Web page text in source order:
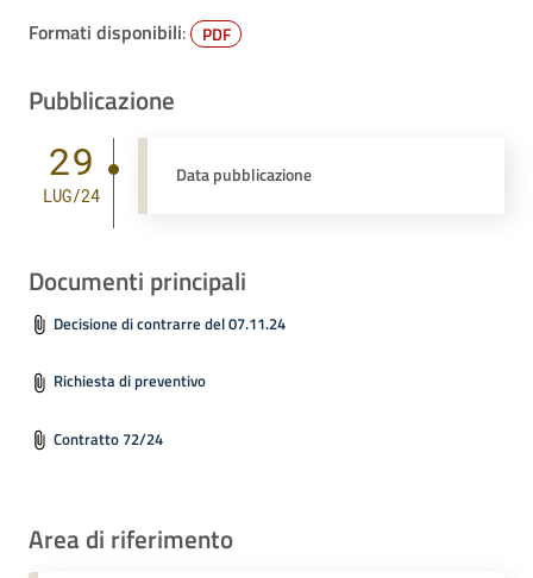
Formati disponibili: PDF
Pubblicazione
29
LUG/24
Data pubblicazione
Documenti principali
Decisione di contrarre del 07.11.24
Richiesta di preventivo
Contratto 72/24
Area di riferimento